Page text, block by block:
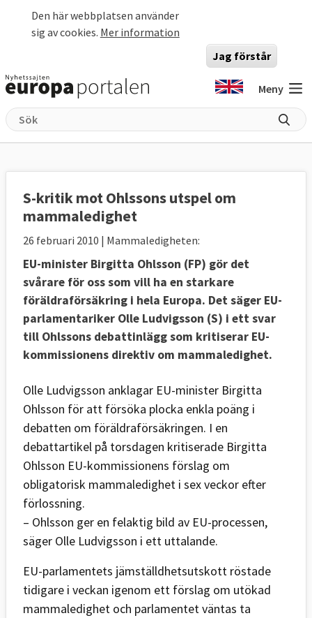
Den här webbplatsen använder
sig av cookies. Mer information
Jag förstår
Meny
S-kritik mot Ohlssons utspel om
mammaledighet
26 februari 2010 | Mammaledigheten:
EU-minister Birgitta Ohlsson (FP) gör det
svårare för oss som vill ha en starkare
föräldraförsäkring i hela Europa. Det säger EU-
parlamentariker Olle Ludvigsson (S) i ett svar
till Ohlssons debattinlägg som kritiserar EU-
kommissionens direktiv om mammaledighet.
Olle Ludvigsson anklagar EU-minister Birgitta
Ohlsson för att försöka plocka enkla poäng i
debatten om föräldraförsäkringen. I en
debattartikel på torsdagen kritiserade Birgitta
Ohlsson EU-kommissionens förslag om
obligatorisk mammaledighet i sex veckor efter
förlossning.
– Ohlsson ger en felaktig bild av EU-processen,
säger Olle Ludvigsson i ett uttalande.
EU-parlamentets jämställdhetsutskott röstade
tidigare i veckan igenom ett förslag om utökad
mammaledighet och parlamentet väntas ta